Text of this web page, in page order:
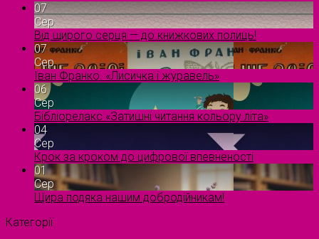
07
Сер
Від щирого серця — до книжкових полиць!
07
Сер
Іван Франко. «Лисичка і журавель»
06
Сер
Бібліорелакс «Затишні читання кольору літа»
04
Сер
Крок за кроком до цифрової впевненості
01
Сер
Щира подяка нашим добродійникам!
Категорії